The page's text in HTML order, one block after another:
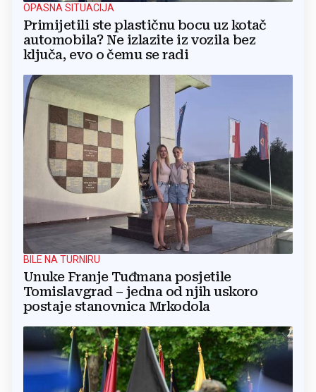
OPASNA SITUACIJA
Primijetili ste plastičnu bocu uz kotač
automobila? Ne izlazite iz vozila bez
ključa, evo o čemu se radi
BILE NA TURNIRU
Unuke Franje Tuđmana posjetile
Tomislavgrad – jedna od njih uskoro
postaje stanovnica Mrkodola